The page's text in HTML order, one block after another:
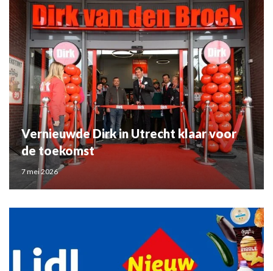
Vernieuwde Dirk in Utrecht klaar voor
de toekomst
7 mei 2026